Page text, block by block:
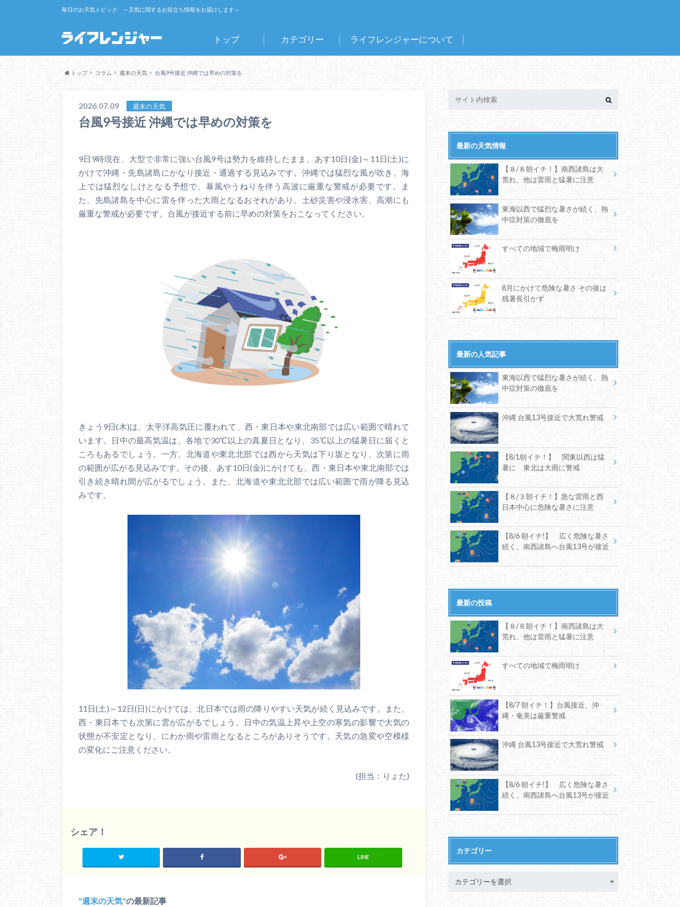
毎日のお天気トピック ～天気に関するお役立ち情報をお届けします～
トップ カテゴリー ライフレンジャーについて
トップ コラム 週末の天気 台風9号接近 沖縄では早めの対策を
2026.07.09 週末の天気
台風9号接近 沖縄では早めの対策を
9日9時現在、大型で非常に強い台風9号は勢力を維持したまま、あす10日(金)～11日(土)に
かけて沖縄・先島諸島にかなり接近・通過する見込みです。沖縄では猛烈な風が吹き、海
上では猛烈なしけとなる予想で、暴風やうねりを伴う高波に厳重な警戒が必要です。ま
た、先島諸島を中心に雷を伴った大雨となるおそれがあり、土砂災害や浸水害、高潮にも
厳重な警戒が必要です。台風が接近する前に早めの対策をおこなってください。
きょう9日(木)は、太平洋高気圧に覆われて、西・東日本や東北南部では広い範囲で晴れて
います。日中の最高気温は、各地で30℃以上の真夏日となり、35℃以上の猛暑日に届くと
ころもあるでしょう。一方、北海道や東北北部では西から天気は下り坂となり、次第に雨
の範囲が広がる見込みです。その後、あす10日(金)にかけても、西・東日本や東北南部では
引き続き晴れ間が広がるでしょう。また、北海道や東北北部では広い範囲で雨が降る見込
みです。
11日(土)～12日(日)にかけては、北日本では雨の降りやすい天気が続く見込みです。また、
西・東日本でも次第に雲が広がるでしょう。日中の気温上昇や上空の寒気の影響で大気の
状態が不安定となり、にわか雨や雷雨となるところがありそうです。天気の急変や空模様
の変化にご注意ください。
(担当：りょた)
シェア！
LINE
週末の天気 の最新記事
最新の天気情報
【８/８朝イチ！】南西諸島は大
荒れ、他は雷雨と猛暑に注意
東海以西で猛烈な暑さが続く、熱
中症対策の徹底を
すべての地域で梅雨明け
8月にかけて危険な暑さ その後は
残暑長引かず
最新の人気記事
東海以西で猛烈な暑さが続く、熱
中症対策の徹底を
沖縄 台風13号接近で大荒れ警戒
【8/1朝イチ！】 関東以西は猛
暑に 東北は大雨に警戒
【８/３朝イチ！】急な雷雨と西
日本中心に危険な暑さに注意
【8/6 朝イチ!】 広く危険な暑さ
続く、南西諸島へ台風13号が接近
最新の投稿
【８/８朝イチ！】南西諸島は大
荒れ、他は雷雨と猛暑に注意
すべての地域で梅雨明け
【8/7 朝イチ！】台風接近、沖
縄・奄美は厳重警戒
沖縄 台風13号接近で大荒れ警戒
【8/6 朝イチ!】 広く危険な暑さ
続く、南西諸島へ台風13号が接近
カテゴリー